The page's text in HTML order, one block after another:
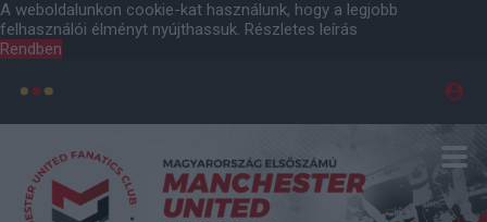
A weboldalunkon cookie-kat használunk, hogy a legjobb
felhasználói élményt nyújthassuk. Részletes leírás
Rendben